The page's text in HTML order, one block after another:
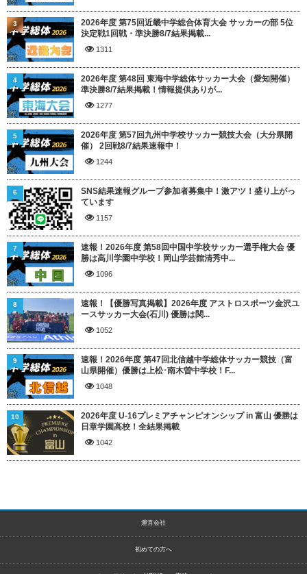
2026年度 第75回近畿中学総合体育大会 サッカーの部 5位
決定戦1回戦・準決勝8/7結果掲載...
1311
3
2026年度 第48回 東海中学総体サッカー大会（愛知開催）
準決勝8/7結果掲載！情報提供ありが...
1277
4
2026年度 第57回九州中学校サッカー競技大会（大分県開
催） 2回戦8/7結果速報中！
1244
5
SNS結果速報グループ参加者募集中！激アツ！盛り上がっ
ています
1157
6
速報！2026年度 第58回中国中学校サッカー選手権大会 優
勝は高川学園中学校！岡山学芸館清秀中...
1096
7
速報！【優勝写真掲載】2026年度 アストロスポーツ金沢ユ
ースサッカー大会(石川) 優勝は関...
1052
8
速報！2026年度 第47回北信越中学総体サッカー競技（富
山県開催）優勝は上松･南木曽中学校！F...
1048
9
2026年度 U-16プレミアチャンピオンシップ in 富山 優勝は
日章学園高校！全結果掲載
1042
10
運営会社
初めての方へ